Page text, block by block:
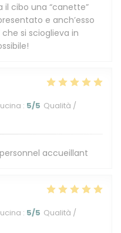
il cibo una “canette”
e anch’esso
che si scioglieva in
: 5/5 Qualità /
accueillant
: 5/5 Qualità /